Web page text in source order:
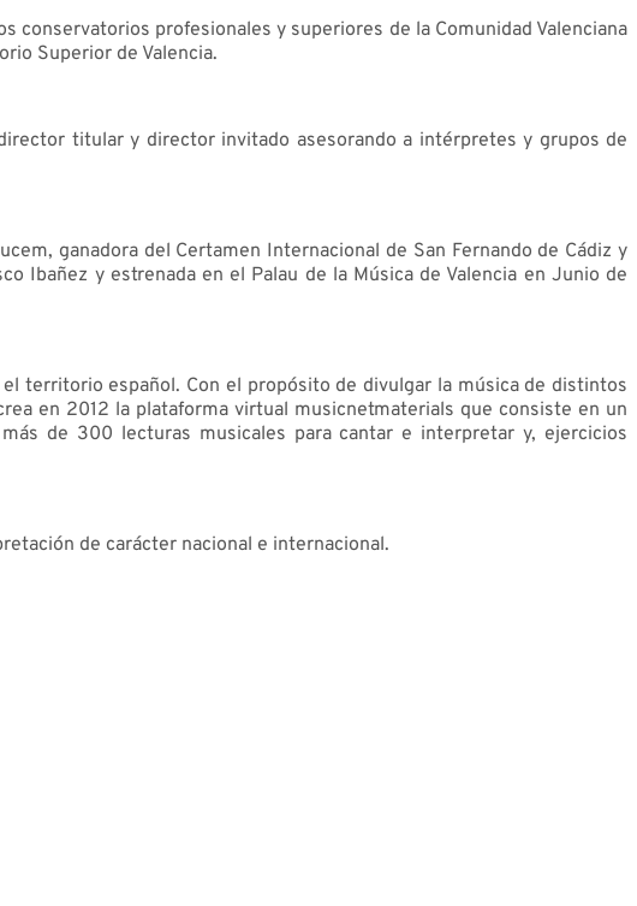
conservatorios profesionales y superiores de la Comunidad Valenciana
Superior de Valencia.
titular y director invitado asesorando a intérpretes y grupos de
ganadora del Certamen Internacional de San Fernando de Cádiz y
Ibañez y estrenada en el Palau de la Música de Valencia en Junio de
territorio español. Con el propósito de divulgar la música de distintos
en 2012 la plataforma virtual musicnetmaterials que consiste en un
de 300 lecturas musicales para cantar e interpretar y, ejercicios
de carácter nacional e internacional.